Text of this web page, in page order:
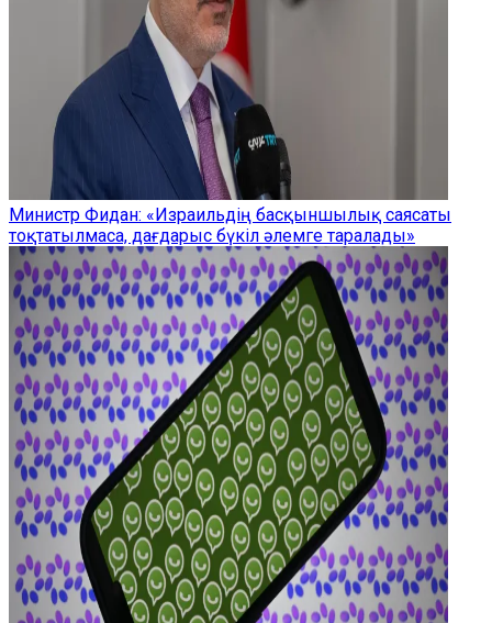
Министр Фидан: «Израильдің басқыншылық саясаты
тоқтатылмаса, дағдарыс бүкіл әлемге таралады»